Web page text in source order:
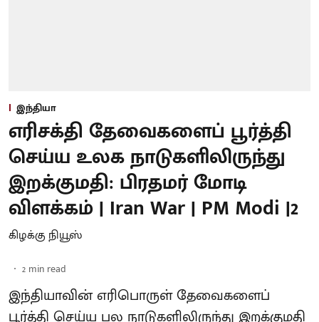
இந்தியா
எரிசக்தி தேவைகளைப் பூர்த்தி
செய்ய உலக நாடுகளிலிருந்து
இறக்குமதி: பிரதமர் மோடி
விளக்கம் | Iran War | PM Modi |2
கிழக்கு நியூஸ்
2 min read
இந்தியாவின் எரிபொருள் தேவைகளைப்
பூர்த்தி செய்ய பல நாடுகளிலிருந்து இறக்குமதி